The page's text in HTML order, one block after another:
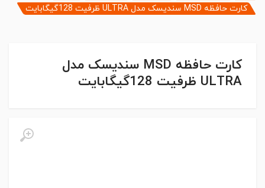
کارت حافظه MSD سندیسک مدل ULTRA ظرفیت 128گیگابایت
کارت حافظه MSD سندیسک مدل
ULTRA ظرفیت 128گیگابایت